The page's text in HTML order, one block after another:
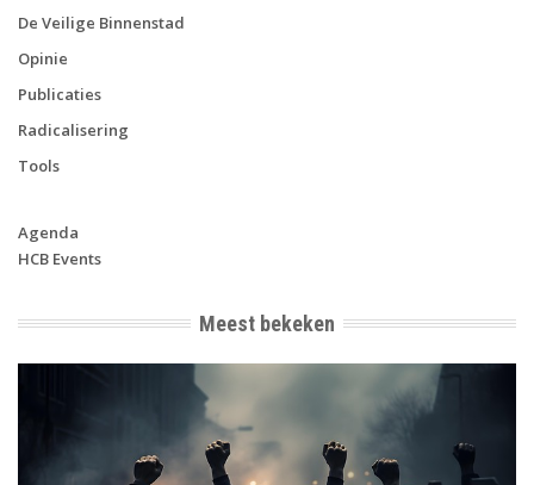
De Veilige Binnenstad
Opinie
Publicaties
Radicalisering
Tools
Agenda
HCB Events
Meest bekeken